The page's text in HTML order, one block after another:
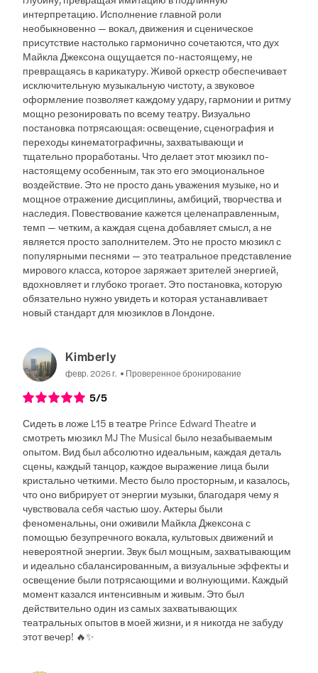
интерпретацию. Исполнение главной роли
необыкновенно — вокал, движения и сценическое
присутствие настолько гармонично сочетаются, что дух
Майкла Джексона ощущается по-настоящему, не
превращаясь в карикатуру. Живой оркестр обеспечивает
исключительную музыкальную чистоту, а звуковое
оформление позволяет каждому удару, гармонии и ритму
мощно резонировать по всему театру. Визуально
постановка потрясающая: освещение, сценография и
переходы кинематографичны, захватывающи и
тщательно проработаны. Что делает этот мюзикл по-
настоящему особенным, так это его эмоциональное
воздействие. Это не просто дань уважения музыке, но и
мощное отражение дисциплины, амбиций, творчества и
наследия. Повествование кажется целенаправленным,
темп — четким, а каждая сцена добавляет смысл, а не
является просто заполнителем. Это не просто мюзикл с
популярными песнями — это театральное представление
мирового класса, которое заряжает зрителей энергией,
вдохновляет и глубоко трогает. Это постановка, которую
обязательно нужно увидеть и которая устанавливает
новый стандарт для мюзиклов в Лондоне.
Kimberly
февр. 2026 г. Проверенное бронирование
5/5
Сидеть в ложе L15 в театре Prince Edward Theatre и
смотреть мюзикл MJ The Musical было незабываемым
опытом. Вид был абсолютно идеальным, каждая деталь
сцены, каждый танцор, каждое выражение лица были
кристально четкими. Место было просторным, и казалось,
что оно вибрирует от энергии музыки, благодаря чему я
чувствовала себя частью шоу. Актеры были
феноменальны, они оживили Майкла Джексона с
помощью безупречного вокала, культовых движений и
невероятной энергии. Звук был мощным, захватывающим
и идеально сбалансированным, а визуальные эффекты и
освещение были потрясающими и волнующими. Каждый
момент казался интенсивным и живым. Это был
действительно один из самых захватывающих
театральных опытов в моей жизни, и я никогда не забуду
этот вечер! 🔥✨